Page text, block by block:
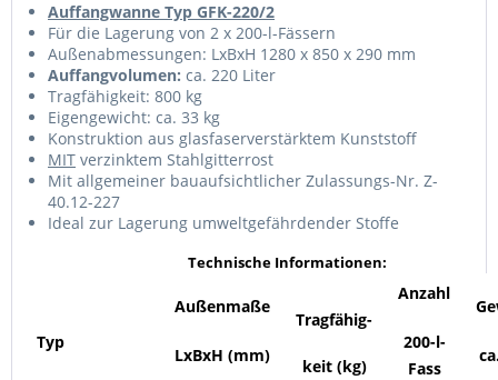
Auffangwanne Typ GFK-220/2
Für die Lagerung von 2 x 200-l-Fässern
Außenabmessungen: LxBxH 1280 x 850 x 290 mm
Auffangvolumen: ca. 220 Liter
Tragfähigkeit: 800 kg
Eigengewicht: ca. 33 kg
Konstruktion aus glasfaserverstärktem Kunststoff
MIT verzinktem Stahlgitterrost
Mit allgemeiner bauaufsichtlicher Zulassungs-Nr. Z-
40.12-227
Ideal zur Lagerung umweltgefährdender Stoffe
Technische Informationen:
Typ
Außenmaße
LxBxH (mm)
Tragfähig-
keit (kg)
Anzahl
200-l-
Fass